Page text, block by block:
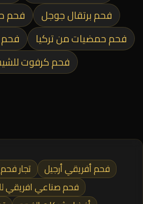
فحم برتقال جوجل
فحم
فحم حمضيات من تركيا
فحم كرفوت
فحم أفريقي أرجيل
تجار
فحم صناعي افريقي